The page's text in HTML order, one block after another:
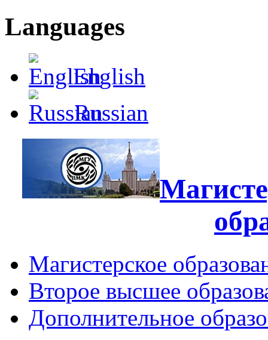
Languages
English
Russian
Магистерское
Второе высшее
Дополнительное